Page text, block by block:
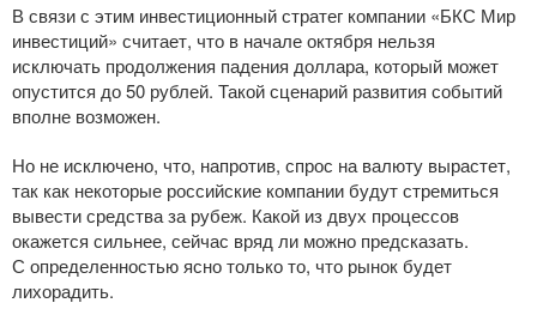
В связи с этим инвестиционный стратег компании «БКС Мир
инвестиций» считает, что в начале октября нельзя
исключать продолжения падения доллара, который может
опустится до 50 рублей. Такой сценарий развития событий
вполне возможен.
Но не исключено, что, напротив, спрос на валюту вырастет,
так как некоторые российские компании будут стремиться
вывести средства за рубеж. Какой из двух процессов
окажется сильнее, сейчас вряд ли можно предсказать.
С определенностью ясно только то, что рынок будет
лихорадить.